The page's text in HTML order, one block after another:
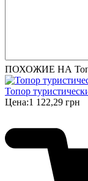
ПОХОЖИЕ НА
Топор
Цена:1 122,29 грн